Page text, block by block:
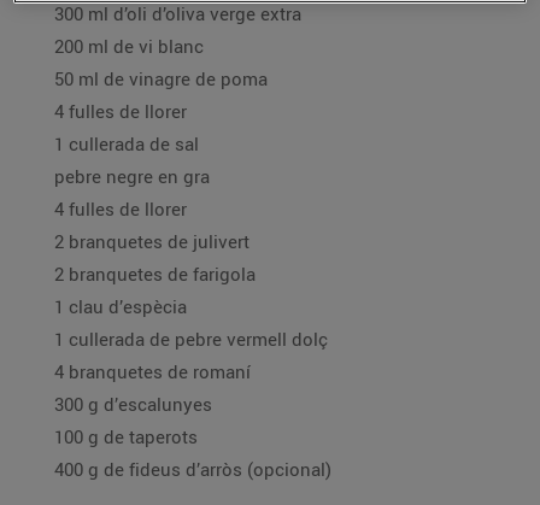
300 ml d’oli d’oliva verge extra
200 ml de vi blanc
50 ml de vinagre de poma
4 fulles de llorer
1 cullerada de sal
pebre negre en gra
4 fulles de llorer
2 branquetes de julivert
2 branquetes de farigola
1 clau d’espècia
1 cullerada de pebre vermell dolç
4 branquetes de romaní
300 g d’escalunyes
100 g de taperots
400 g de fideus d’arròs (opcional)